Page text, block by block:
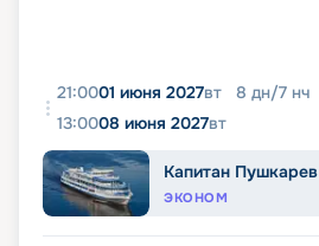
21:0001 июня 2027вт 8 дн/7 нч
13:0008 июня 2027вт
Капитан Пушкарев
ЭКОНОМ